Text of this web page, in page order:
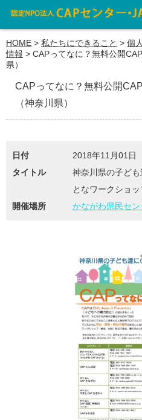
HOME > 私たちにできること > 個
情報 > CAPってなに？無料公開
県）
CAPってなに？無料公開
（神奈川県）
日付
2018年11月01日
タイトル
神奈川県の子ど
となワークショッ
開催場所
かながわ県民セン